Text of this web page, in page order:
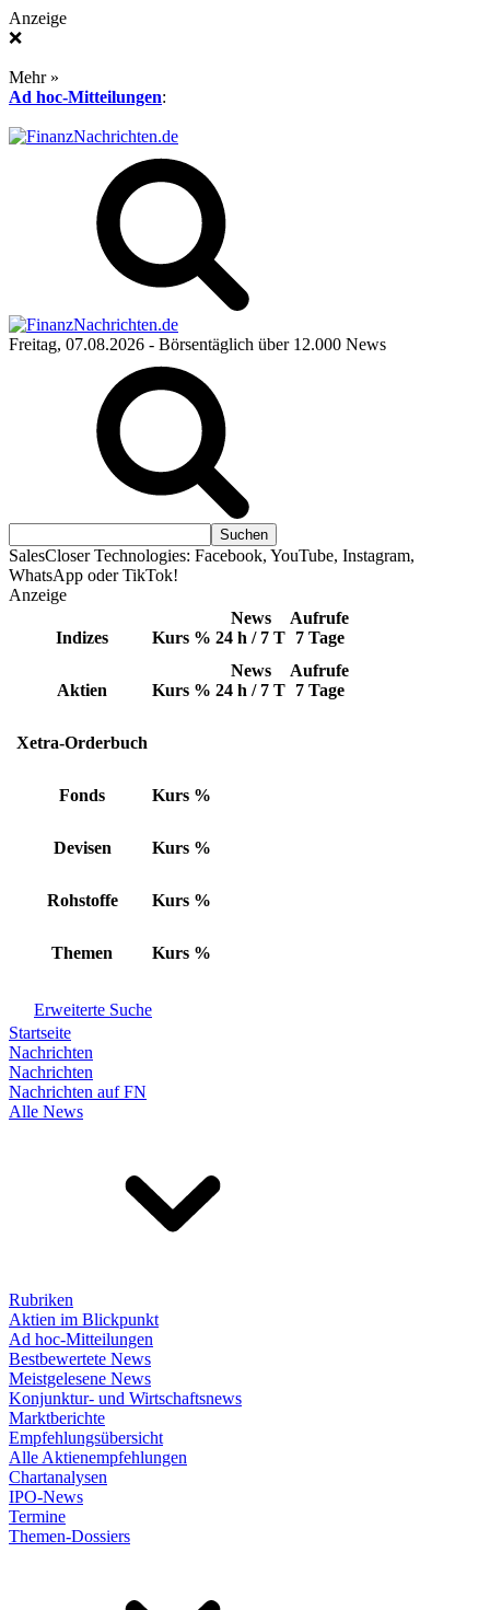
Anzeige
❌
Mehr »
Ad hoc-Mitteilungen:
Freitag, 07.08.2026 - Börsentäglich über 12.000 News
SalesCloser Technologies: Facebook, YouTube, Instagram,
WhatsApp oder TikTok!
Anzeige
Indizes Kurs %
News
24 h / 7 T
Aufrufe
7 Tage
Aktien Kurs %
News
24 h / 7 T
Aufrufe
7 Tage
Xetra-Orderbuch
Fonds Kurs %
Devisen Kurs %
Rohstoffe Kurs %
Themen Kurs %
Erweiterte Suche
Startseite
Nachrichten
Nachrichten
Nachrichten auf FN
Alle News
Rubriken
Aktien im Blickpunkt
Ad hoc-Mitteilungen
Bestbewertete News
Meistgelesene News
Konjunktur- und Wirtschaftsnews
Marktberichte
Empfehlungsübersicht
Alle Aktienempfehlungen
Chartanalysen
IPO-News
Termine
Themen-Dossiers